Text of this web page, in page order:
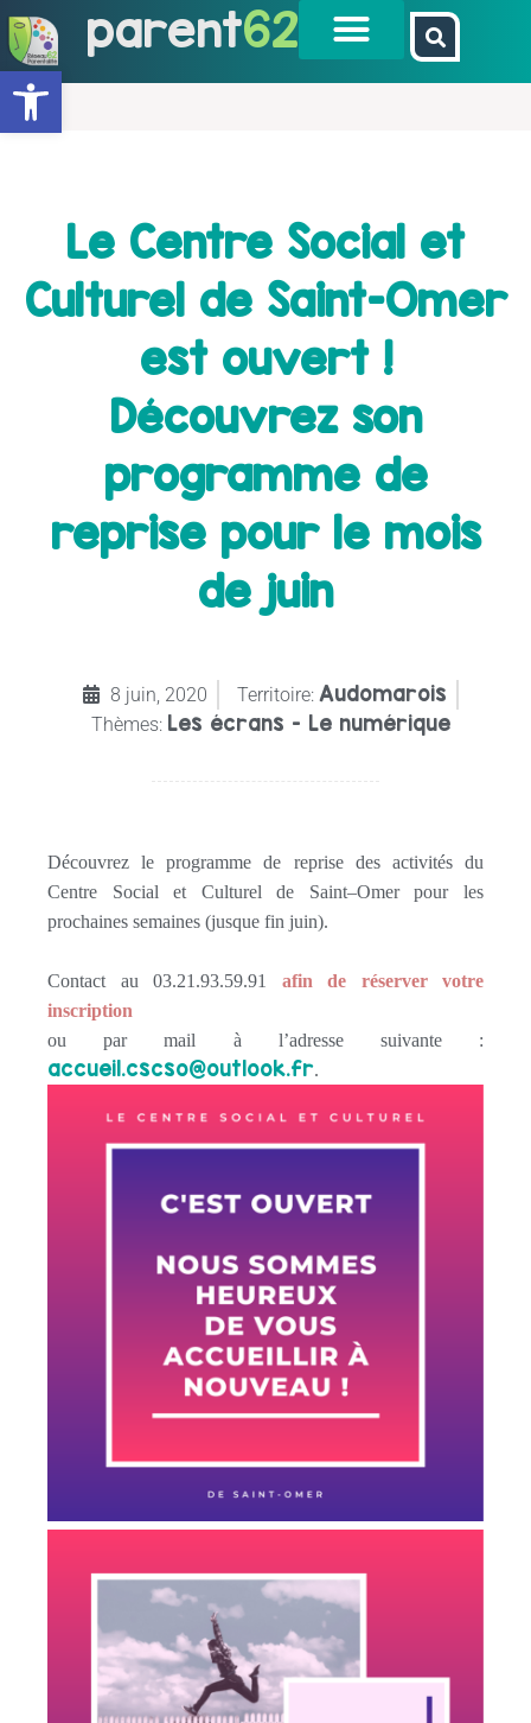
Ouvrir la barre d’outils
parent62
Le Centre Social et
Culturel de Saint-Omer
est ouvert !
Découvrez son
programme de
reprise pour le mois
de juin
8 juin, 2020 Territoire: Audomarois
Thèmes: Les écrans - Le numérique
Découvrez le programme de reprise des activités du
Centre
Social et Culturel de Saint–Omerpour les
prochaines semaines (jusque fin juin).
Contact au 03.21.93.59.91 afin de réserver votre
inscription
ou par mail à l’adresse suivante :
accueil.cscso@outlook.fr.